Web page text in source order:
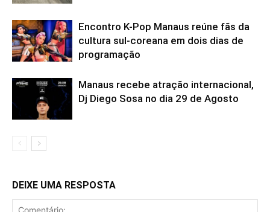
Encontro K-Pop Manaus reúne fãs da
cultura sul-coreana em dois dias de
programação
Manaus recebe atração internacional,
Dj Diego Sosa no dia 29 de Agosto
DEIXE UMA RESPOSTA